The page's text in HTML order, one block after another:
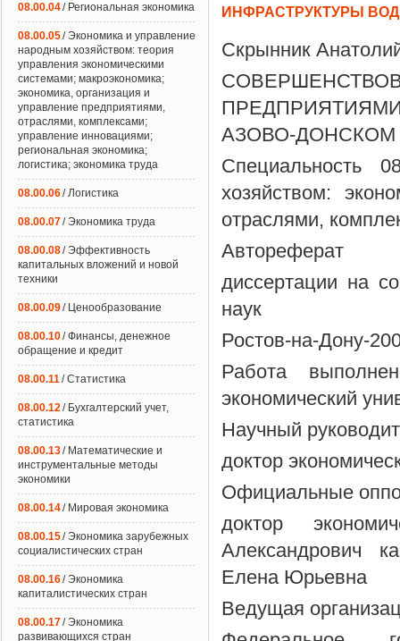
ИНФРАСТРУКТУРЫ
Скрынник
АЗОВО-
Специальность
хозяйством:
отраслями,
Автореферат
диссертации на
наук
Ростов-на-Дону-
Работа
экономический
Научный
доктор
Официальные
доктор
Александрович
Елена Юрьевна
Ведущая
08.00.04/ Региональная экономика
08.00.05/ Экономика и управление
народным хозяйством: теория
управления экономическими
системами; макроэкономика;
экономика, организация и
управление предприятиями,
отраслями, комплексами;
управление инновациями;
региональная экономика;
логистика; экономика труда
08.00.06/ Логистика
08.00.07/ Экономика труда
08.00.08/ Эффективность
капитальных вложений и новой
техники
08.00.09/ Ценообразование
08.00.10/ Финансы, денежное
обращение и кредит
08.00.11/ Статистика
08.00.12/ Бухгалтерский учет,
статистика
08.00.13/ Математические и
инструментальные методы
экономики
08.00.14/ Мировая экономика
08.00.15/ Экономика зарубежных
социалистических стран
08.00.16/ Экономика
капиталистических стран
08.00.17/ Экономика
развивающихся стран